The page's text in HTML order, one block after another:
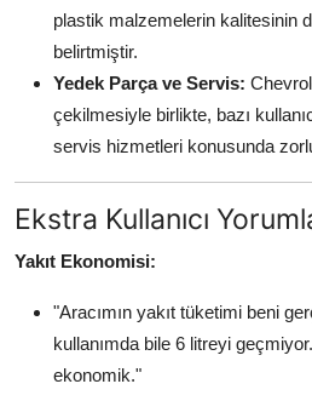
plastik malzemelerin kalitesinin
belirtmiştir.
Yedek Parça ve Servis:
çekilmesiyle birlikte, bazı
servis hizmetleri konusunda
Ekstra Kullanıcı
Yakıt Ekonomisi:
"Aracımın yakıt tüketimi beni
kullanımda bile 6 litreyi
ekonomik."